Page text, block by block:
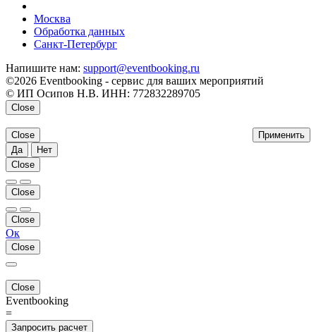
Москва
Обработка данных
Санкт-Петербург
Напишите нам: support@eventbooking.ru
©2026 Eventbooking - сервис для ваших мероприятий
© ИП Осипов Н.В. ИНН: 772832289705
Close
Применить
Close
Да
Нет
Close
Close
Close
Ок
Close
Close
Eventbooking
=
Запросить расчет